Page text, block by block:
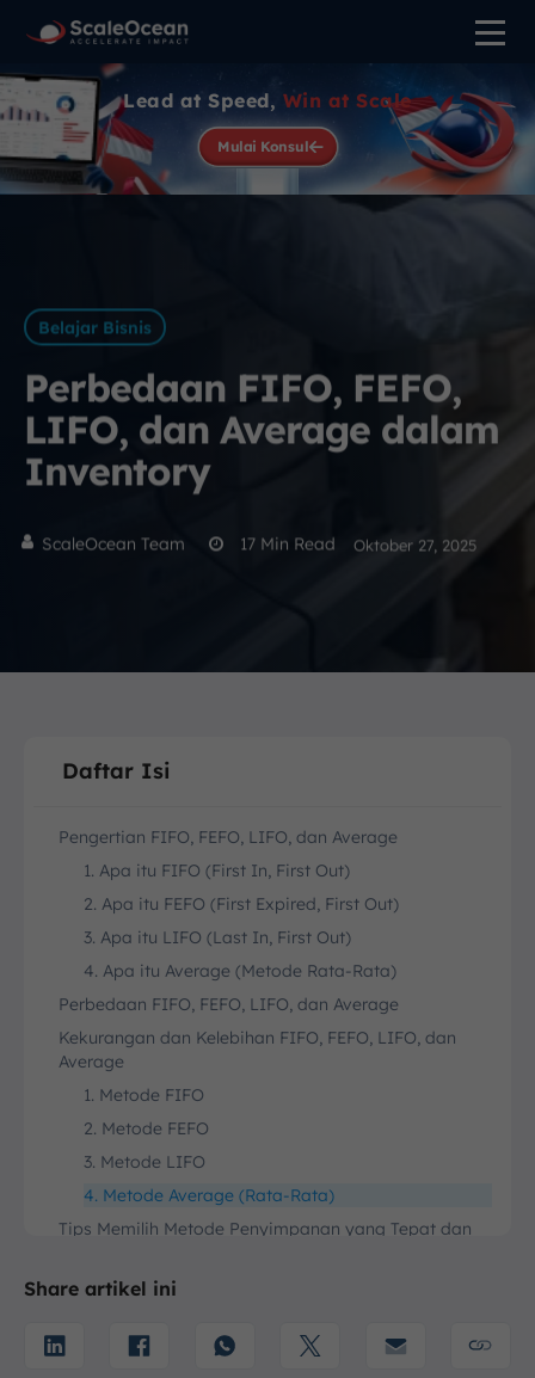
Lead at Speed, Win at Scale
Mulai Konsul
Belajar Bisnis
Perbedaan FIFO, FEFO,
LIFO, dan Average dalam
Inventory
ScaleOcean Team 17 Min Read Oktober 27, 2025
Daftar Isi
Pengertian FIFO, FEFO, LIFO, dan Average
1. Apa itu FIFO (First In, First Out)
2. Apa itu FEFO (First Expired, First Out)
3. Apa itu LIFO (Last In, First Out)
4. Apa itu Average (Metode Rata-Rata)
Perbedaan FIFO, FEFO, LIFO, dan Average
Kekurangan dan Kelebihan FIFO, FEFO, LIFO, dan
Average
1. Metode FIFO
2. Metode FEFO
3. Metode LIFO
4. Metode Average (Rata-Rata)
Tips Memilih Metode Penyimpanan yang Tepat dan
1. Kenali Karakteristik Produk
3. Analisis Proses Operasional
Share artikel ini